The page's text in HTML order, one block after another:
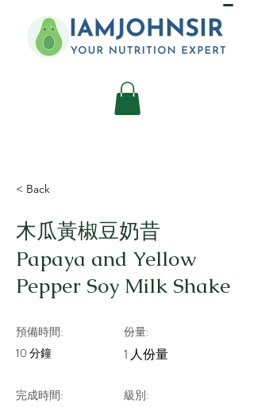
< Back
木瓜黃椒豆奶昔
Papaya and Yellow
Pepper Soy Milk Shake
預備時間:
10 分鐘
完成時間:
份量:
1 人份量
級別: